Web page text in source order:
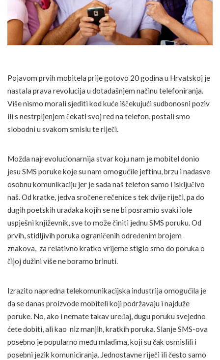
Pojavom prvih mobitela prije gotovo 20 godina u Hrvatskoj je
nastala prava revolucija u dotadašnjem načinu telefoniranja.
Više nismo morali sjediti kod kuće iščekujući sudbonosni poziv
ili s nestrpljenjem čekati svoj red na telefon, postali smo
slobodni u svakom smislu te riječi.
Možda najrevolucionarnija stvar koju nam je mobitel donio
jesu SMS poruke koje su nam omogućile jeftinu, brzu i nadasve
osobnu komunikaciju jer je sada naš telefon samo i isključivo
naš. Od kratke, jedva sročene rečenice s tek dvije riječi, pa do
dugih poetskih uradaka kojih se ne bi posramio svaki iole
uspješni književnik, sve to može činiti jednu SMS poruku. Od
prvih, stidljivih poruka ograničenih određenim brojem
znakova, za relativno kratko vrijeme stiglo smo do poruka o
čijoj dužini više ne boramo brinuti.
Izrazito napredna telekomunikacijska industrija omogućila je
da se danas proizvode mobiteli koji podržavaju i najduže
poruke. No, ako i nemate takav uređaj, dugu poruku svejedno
ćete dobiti, ali kao niz manjih, kratkih poruka. Slanje SMS-ova
posebno je popularno među mladima, koji su čak osmislili i
posebni jezik komuniciranja. Jednostavne riječi ili često samo